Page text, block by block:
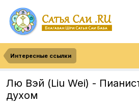
Интересные ссылки
Лю Вэй (Liu Wei) -
духом